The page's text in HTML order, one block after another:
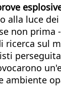
luce
non prima
sul